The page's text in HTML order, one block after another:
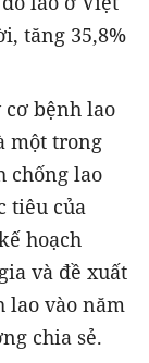
tăng 35,8%
cơ bệnh lao
một trong
chống lao
tiêu của
hoạch
và đề xuất
lao vào năm
chia sẻ.